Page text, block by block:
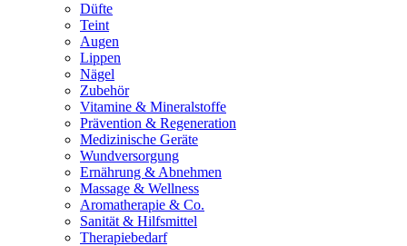
Düfte
Teint
Augen
Lippen
Nägel
Zubehör
Vitamine & Mineralstoffe
Prävention & Regeneration
Medizinische Geräte
Wundversorgung
Ernährung & Abnehmen
Massage & Wellness
Aromatherapie & Co.
Sanität & Hilfsmittel
Therapiebedarf